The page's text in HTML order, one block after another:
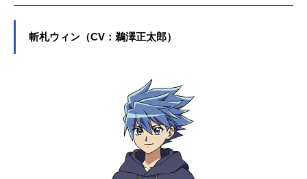
斬札ウィン（CV：鵜澤正太郎）